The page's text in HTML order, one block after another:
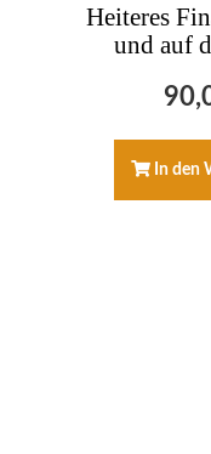
Heiteres
und auf
In den